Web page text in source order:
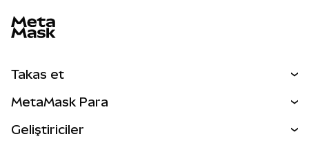
Takas et
Perps
MetaMask Para
Geliştiriciler